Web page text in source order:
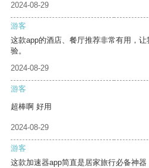
2024-08-29
游客
这款app的酒店、餐厅推荐非常有用，
验。
2024-08-29
游客
超棒啊 好用
2024-08-29
游客
这款加速器app简直是居家旅行必备神